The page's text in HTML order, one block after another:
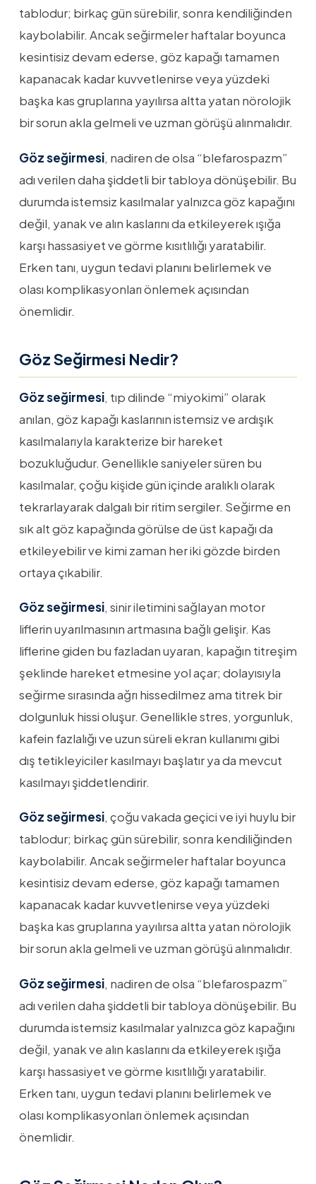
tablodur; birkaç gün sürebilir, sonra kendiliğinden
kaybolabilir. Ancak seğirmeler haftalar boyunca
kesintisiz devam ederse, göz kapağı tamamen
kapanacak kadar kuvvetlenirse veya yüzdeki
başka kas gruplarına yayılırsa altta yatan nörolojik
bir sorun akla gelmeli ve uzman görüşü alınmalıdır.
Göz seğirmesi, nadiren de olsa “blefarospazm”
adı verilen daha şiddetli bir tabloya dönüşebilir. Bu
durumda istemsiz kasılmalar yalnızca göz kapağını
değil, yanak ve alın kaslarını da etkileyerek ışığa
karşı hassasiyet ve görme kısıtlılığı yaratabilir.
Erken tanı, uygun tedavi planını belirlemek ve
olası komplikasyonları önlemek açısından
önemlidir.
Göz Seğirmesi Nedir?
Göz seğirmesi, tıp dilinde “miyokimi” olarak
anılan, göz kapağı kaslarının istemsiz ve ardışık
kasılmalarıyla karakterize bir hareket
bozukluğudur. Genellikle saniyeler süren bu
kasılmalar, çoğu kişide gün içinde aralıklı olarak
tekrarlayarak dalgalı bir ritim sergiler. Seğirme en
sık alt göz kapağında görülse de üst kapağı da
etkileyebilir ve kimi zaman her iki gözde birden
ortaya çıkabilir.
Göz seğirmesi, sinir iletimini sağlayan motor
liflerin uyarılmasının artmasına bağlı gelişir. Kas
liflerine giden bu fazladan uyaran, kapağın titreşim
şeklinde hareket etmesine yol açar; dolayısıyla
seğirme sırasında ağrı hissedilmez ama titrek bir
dolgunluk hissi oluşur. Genellikle stres, yorgunluk,
kafein fazlalığı ve uzun süreli ekran kullanımı gibi
dış tetikleyiciler kasılmayı başlatır ya da mevcut
kasılmayı şiddetlendirir.
Göz seğirmesi, çoğu vakada geçici ve iyi huylu bir
tablodur; birkaç gün sürebilir, sonra kendiliğinden
kaybolabilir. Ancak seğirmeler haftalar boyunca
kesintisiz devam ederse, göz kapağı tamamen
kapanacak kadar kuvvetlenirse veya yüzdeki
başka kas gruplarına yayılırsa altta yatan nörolojik
bir sorun akla gelmeli ve uzman görüşü alınmalıdır.
Göz seğirmesi, nadiren de olsa “blefarospazm”
adı verilen daha şiddetli bir tabloya dönüşebilir. Bu
durumda istemsiz kasılmalar yalnızca göz kapağını
değil, yanak ve alın kaslarını da etkileyerek ışığa
karşı hassasiyet ve görme kısıtlılığı yaratabilir.
Erken tanı, uygun tedavi planını belirlemek ve
olası komplikasyonları önlemek açısından
önemlidir.